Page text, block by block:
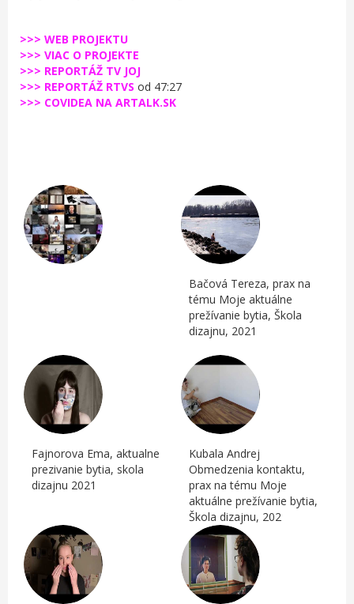
>>> WEB PROJEKTU
>>> VIAC O PROJEKTE
>>> REPORTÁŽ TV JOJ
>>> REPORTÁŽ RTVS od 47:27
>>> COVIDEA NA ARTALK.SK
Bačová Tereza, prax na
tému Moje aktuálne
prežívanie bytia, Škola
dizajnu, 2021
Fajnorova Ema, aktualne
prezivanie bytia, skola
dizajnu 2021
Kubala Andrej
Obmedzenia kontaktu,
prax na tému Moje
aktuálne prežívanie bytia,
Škola dizajnu, 202